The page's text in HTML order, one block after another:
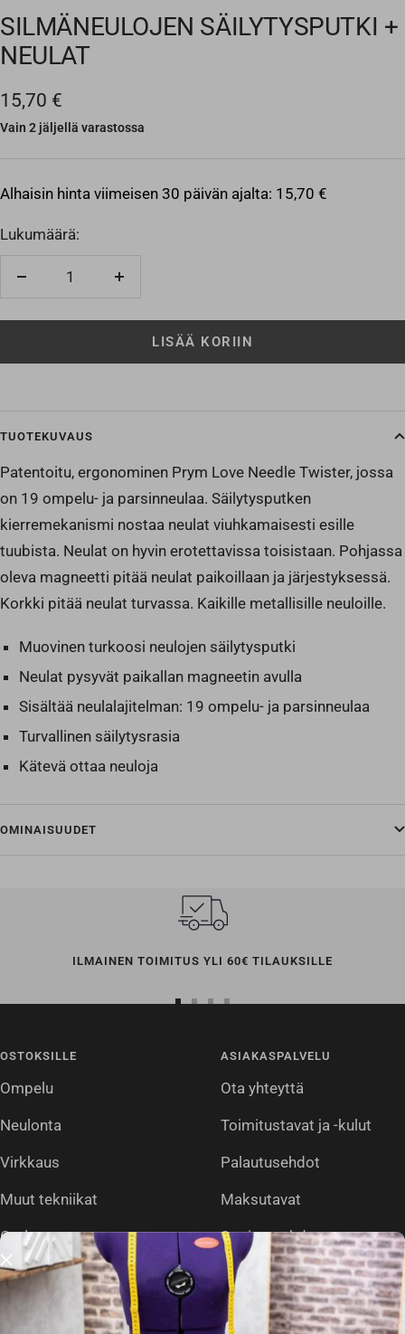
SILMÄNEULOJEN SÄILYTYSPUTKI +
NEULAT
Alennushinta
15,70 €
Vain 2 jäljellä varastossa
Alhaisin hinta viimeisen 30 päivän ajalta: 15,70 €
Lukumäärä:
Vähennä
LISÄÄ KORIIN
TUOTEKUVAUS
Patentoitu, ergonominen Prym Love Needle Twister, jossa
on 19 ompelu- ja parsinneulaa. Säilytysputken
kierremekanismi nostaa neulat viuhkamaisesti esille
tuubista. Neulat on hyvin erotettavissa toisistaan. Pohjassa
oleva magneetti pitää neulat paikoillaan ja järjestyksessä.
Korkki pitää neulat turvassa. Kaikille metallisille neuloille.
Muovinen turkoosi neulojen säilytysputki
Neulat pysyvät paikallan magneetin avulla
Sisältää neulalajitelman: 19 ompelu- ja parsinneulaa
Turvallinen säilytysrasia
Kätevä ottaa neuloja
OMINAISUUDET
ILMAINEN TOIMITUS YLI 60€ TILAUKSILLE
4
OSTOKSILLE
Ompelu
Neulonta
Virkkaus
Muut tekniikat
Outlet
ASIAKASPALVELU
Ota yhteyttä
Toimitustavat ja -kulut
Palautusehdot
Maksutavat
Sopimusehdot
Tietosuojaseloste
Usein kysytyt